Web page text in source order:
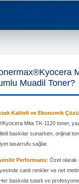
Muadil Toner?
Kaliteli ve Ekonomik
Mita TK-1120 toner,
baskılar sunarken, orijinal
tasarrufu sağlar.
Performans: Özel olarak
canlı renkler ve net
baskıda tutarlı ve